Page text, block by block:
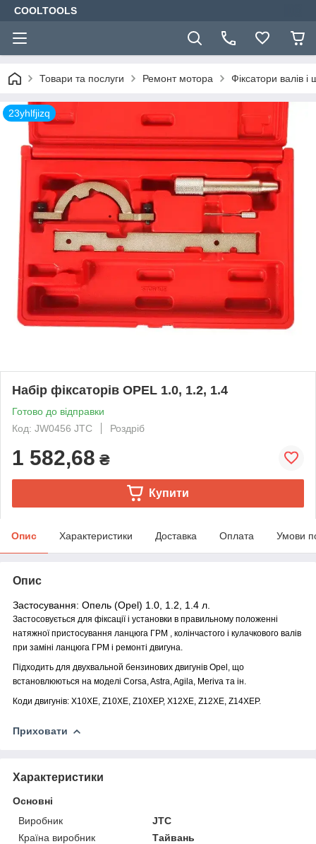
COOLTOOLS
Товари та послуги Ремонт мотора Фіксатори валів і
23yhlfjizq
Набір фіксаторів OPEL 1.0, 1.2, 1.4
Готово до відправки
Код: JW0456 JTC
Роздріб
1 582,68 ₴
Купити
Опис Характеристики Доставка Оплата Умови
Опис
Застосування: Опель (Opel) 1.0, 1.2, 1.4 л.
Застосовується для фіксації і установки в правильному положенні
натяжної пристосування ланцюга ГРМ , колінчастого і кулачкового валів
при заміні ланцюга ГРМ і ремонті двигуна.
Підходить для двухвальной бензинових двигунів Opel, що
встановлюються на моделі Corsa, Astra, Agila, Meriva та ін.
Коди двигунів: X10XE, Z10XE, Z10XEP, X12XE, Z12XE, Z14XEP.
Приховати
Характеристики
Основні
Виробник
JTC
Країна виробник
Тайвань